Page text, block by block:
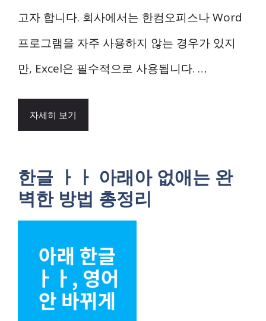
고자 합니다. 회사에서는 한컴오피스나 Word
프로그램을 자주 사용하지 않는 경우가 있지
만, Excel은 필수적으로 사용됩니다. …
자세히 보기
한글 ㅏㅏ 아래아 없애는 완
벽한 방법 총정리